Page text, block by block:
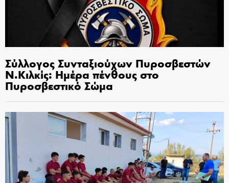
Σύλλογος Συνταξιούχων Πυροσβεστών
Ν.Κιλκίς: Ημέρα πένθους στο
Πυροσβεστικό Σώμα